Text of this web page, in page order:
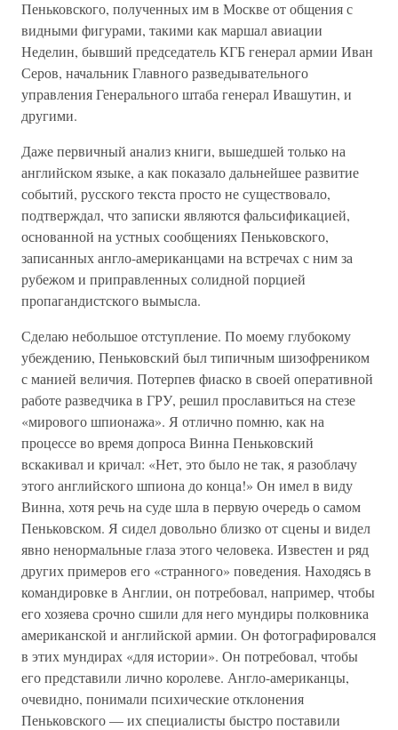
Пеньковского, полученных им в Москве от общения с
видными фигурами, такими как маршал авиации
Неделин, бывший председатель КГБ генерал армии Иван
Серов, начальник Главного разведывательного
управления Генерального штаба генерал Ивашутин, и
другими.
Даже первичный анализ книги, вышедшей только на
английском языке, а как показало дальнейшее развитие
событий, русского текста просто не существовало,
подтверждал, что записки являются фальсификацией,
основанной на устных сообщениях Пеньковского,
записанных англо-американцами на встречах с ним за
рубежом и приправленных солидной порцией
пропагандистского вымысла.
Сделаю небольшое отступление. По моему глубокому
убеждению, Пеньковский был типичным шизофреником
с манией величия. Потерпев фиаско в своей оперативной
работе разведчика в ГРУ, решил прославиться на стезе
«мирового шпионажа». Я отлично помню, как на
процессе во время допроса Винна Пеньковский
вскакивал и кричал: «Нет, это было не так, я разоблачу
этого английского шпиона до конца!» Он имел в виду
Винна, хотя речь на суде шла в первую очередь о самом
Пеньковском. Я сидел довольно близко от сцены и видел
явно ненормальные глаза этого человека. Известен и ряд
других примеров его «странного» поведения. Находясь в
командировке в Англии, он потребовал, например, чтобы
его хозяева срочно сшили для него мундиры полковника
американской и английской армии. Он фотографировался
в этих мундирах «для истории». Он потребовал, чтобы
его представили лично королеве. Англо-американцы,
очевидно, понимали психические отклонения
Пеньковского — их специалисты быстро поставили